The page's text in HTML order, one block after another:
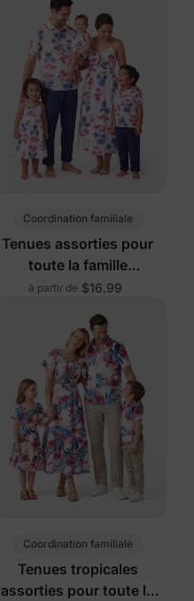
Coordination familiale
Tenues assorties pour
toute la famille
multicolores
à partir de $16.99
Coordination familiale
Tenues tropicales
assorties pour toute la